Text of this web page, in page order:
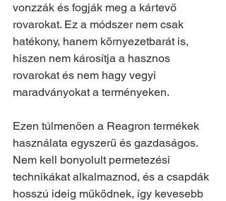
vonzzák és fogják meg a kártevő
rovarokat. Ez a módszer nem csak
hatékony, hanem környezetbarát is,
hiszen nem károsítja a hasznos
rovarokat és nem hagy vegyi
maradványokat a terményeken.
Ezen túlmenően a Reagron termékek
használata egyszerű és gazdaságos.
Nem kell bonyolult permetezési
technikákat alkalmaznod, és a csapdák
hosszú ideig működnek, így kevesebb